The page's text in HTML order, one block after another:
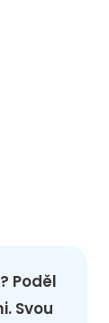
Poděl
Svou